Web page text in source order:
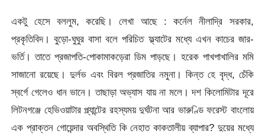
একটু হেসে বললুম, করেছি। লেখা আছে : কর্নেল নীলাদ্রি সরকার,
প্রকৃতিবিদ। বুড়ো-ঘুঘুর বাসা বলে পরিচিত ফ্ল্যাটের মধ্যে এখন কাচের জার-
ভর্তি। তাতে প্রজাপতি-পোকামাকড়েরা ডিম পাড়ছে। হরেক পাখপাখালির মমি
সাজানো রয়েছে। দুর্লভ এবং বিরল প্রজাতির নমুনা। কিন্ত হে বৃদ্ধ, চেঁকি
স্বর্গে গেলেও ধান ভানে। তাছাড়া অভ্যাস যায় না মলে। দশ কিলোমিটার দূরে
লিটনগঞ্জে হেভিওয়াটার প্ল্যান্টের রহস্যময় দুর্ঘটনা আর ভারুণ্ডি ফরেস্ট বাংলোয়
এক প্রাক্তন গোয়েন্দার অবস্থিতি কি নেহাত কাকতালীয় ব্যাপার? দুয়ের মধ্যে